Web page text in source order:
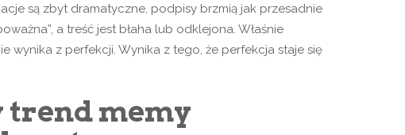
są zbyt dramatyczne, podpisy brzmią jak przesadnie
a treść jest błaha lub odklejona. Właśnie
wynika z perfekcji. Wynika z tego, że perfekcja staje się
trend memy